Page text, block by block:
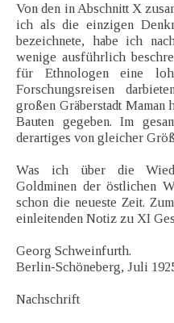
Von den in Abschnitt X
ich als die einzigen
bezeichnete, habe ich
wenige ausführlich
für Ethnologen eine
Forschungsreisen
großen Gräberstadt
Bauten gegeben. Im
derartiges von gleicher
Was ich über die
Goldminen der östlichen
schon die neueste Zeit.
einleitenden Notiz zu XI
Georg Schweinfurth.
Berlin-Schöneberg, Juli
Nachschrift